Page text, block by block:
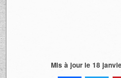
Mis à jour le 18